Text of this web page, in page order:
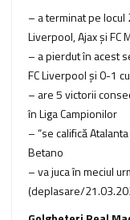
– a terminat pe locul
Liverpool, Ajax şi FC
– a pierdut în acest
FC Liverpool şi 0-1
– are 5 victorii
în Liga Campionilor
– “se califică
Betano
– va juca în meciul
(deplasare/